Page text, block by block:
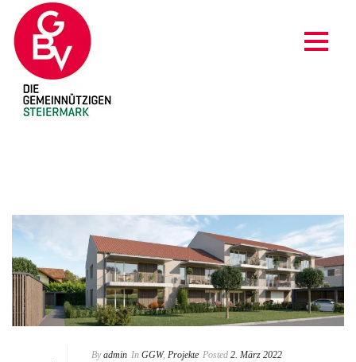
By admin In GGW, Projekte Posted 2. März 2022